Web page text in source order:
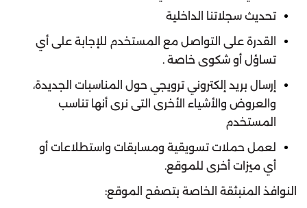
تحديث سجلاتنا الداخلية
القدرة على التواصل مع المستخدم للإجابة على أي
تساؤل أو شكوى خاصة .
إرسال بريد إلكتروني ترويجي حول المناسبات الجديدة،
والعروض والأشياء الأخرى التى نرى أنها تناسب
المستخدم
لعمل حملات تسويقية ومسابقات واستطلاعات أو
أي ميزات أخرى للموقع.
النوافذ المنبثقة الخاصة بتصفح الموقع: